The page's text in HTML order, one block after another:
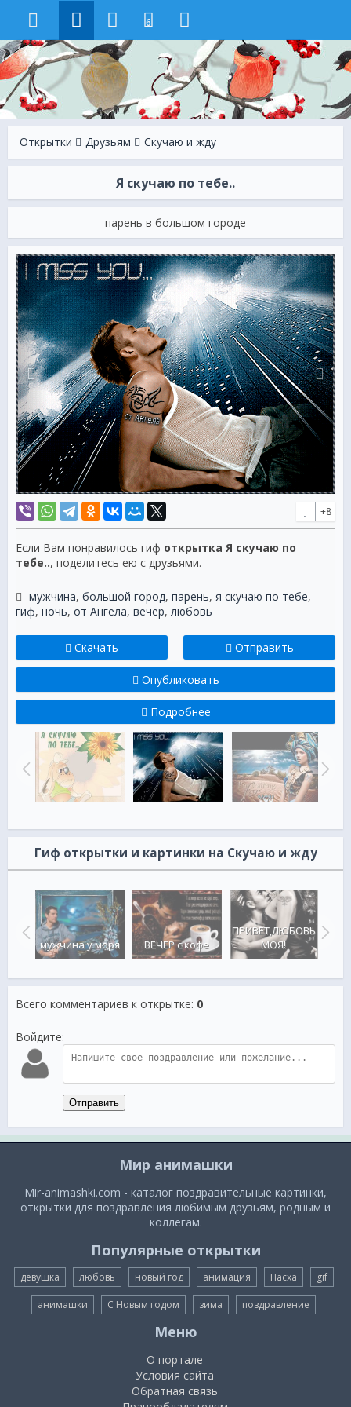
6
Открытки Друзьям Скучаю и жду
Я скучаю по тебе..
парень в большом городе
+8
Если Вам понравилось гиф открытка Я скучаю по
тебе.., поделитесь ею с друзьями.
мужчина, большой город, парень, я скучаю по тебе,
гиф, ночь, от Ангела, вечер, любовь
Скачать Отправить
Опубликовать
Подробнее
Гиф открытки и картинки на Скучаю и жду
мужчина у моря ВЕЧЕР с кофе
ПРИВЕТ,ЛЮБОВЬ
МОЯ!
Всего комментариев к открытке: 0
Войдите:
Отправить
Мир анимашки
Mir-animashki.com - каталог поздравительные картинки,
открытки для поздравления любимым друзьям, родным и
коллегам.
Популярные открытки
девушка любовь новый год анимация Пасха gif
анимашки С Новым годом зима поздравление
Меню
О портале
Условия сайта
Обратная связь